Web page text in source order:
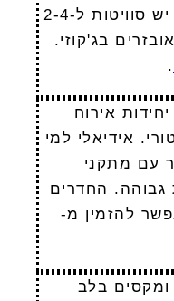
עם עיצוב מוקפד ואלגנטי. יש סוויטות ל-2-4
בג'קוזי.
.
אירוח
אידיאלי למי
עם מתקני
החדרים
ומקסים בלב